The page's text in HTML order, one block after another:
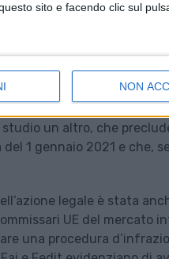
sito e facendo clic sul
NON
Anita, Fai e Fedit –
in mora della
da Vienna al
categorie
un altro, che
1 gennaio 2021 e che,
legale è stata
UE del mercato
una procedura